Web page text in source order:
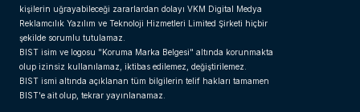
kişilerin uğrayabileceği zararlardan dolayı VKM Digital Medya
Reklamcılık Yazılım ve Teknoloji Hizmetleri Limited Şirketi hiçbir
şekilde sorumlu tutulamaz.
BIST isim ve logosu "Koruma Marka Belgesi" altında korunmakta
olup izinsiz kullanılamaz, iktibas edilemez, değiştirilemez.
BIST ismi altında açıklanan tüm bilgilerin telif hakları tamamen
BIST'e ait olup, tekrar yayınlanamaz.